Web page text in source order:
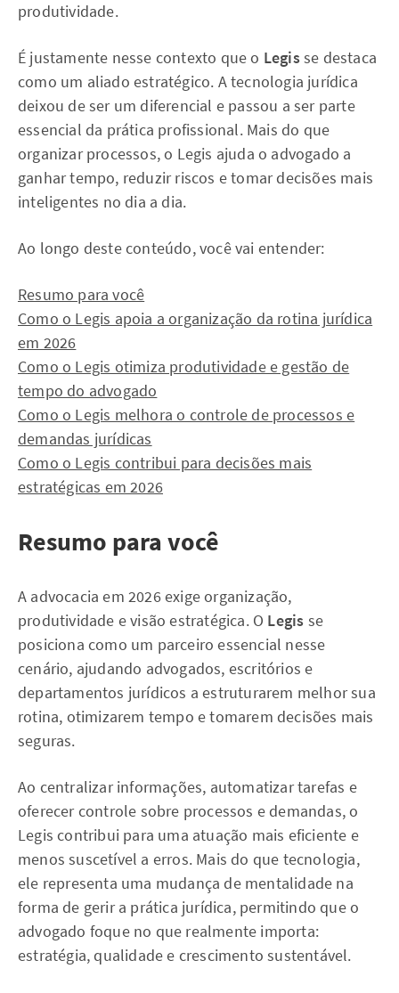
produtividade.
É justamente nesse contexto que o Legisse destaca
como um aliado estratégico. A tecnologia jurídica
deixou de ser um diferencial e passou a ser parte
essencial da prática profissional. Mais do que
organizar processos, o Legis ajuda o advogado a
ganhar tempo, reduzir riscos e tomar decisões mais
inteligentes no dia a dia.
Ao longo deste conteúdo, você vai entender:
Resumo para você
Como o Legis apoia a organização da rotina jurídica
em 2026
Como o Legis otimiza produtividade e gestão de
tempo do advogado
Como o Legis melhora o controle de processos e
demandas jurídicas
Como o Legis contribui para decisões mais
estratégicas em 2026
Resumo para você
A advocacia em 2026 exige organização,
produtividade e visão estratégica. O Legis se
posiciona como um parceiro essencial nesse
cenário, ajudando advogados, escritórios e
departamentos jurídicos a estruturarem melhor sua
rotina, otimizarem tempo e tomarem decisões mais
seguras.
Ao centralizar informações, automatizar tarefas e
oferecer controle sobre processos e demandas, o
Legis contribui para uma atuação mais eficiente e
menos suscetível a erros. Mais do que tecnologia,
ele representa uma mudança de mentalidade na
forma de gerir a prática jurídica, permitindo que o
advogado foque no que realmente importa:
estratégia, qualidade e crescimento sustentável.